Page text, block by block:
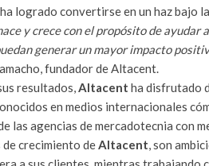
ha logrado convertirse en un haz bajo
y crece con el propósito de ayudar
generar un mayor impacto
fundador de Altacent.
resultados,Altacent ha disfrutado
en medios internacionales
las agencias de mercadotecnia con
de crecimiento deAltacent, son